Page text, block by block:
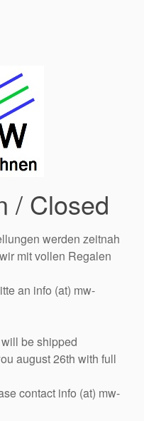
/ Closed
werden zeitnah
mit vollen Regalen
an info (at) mw-
be shipped
august 26th with full
contact info (at) mw-